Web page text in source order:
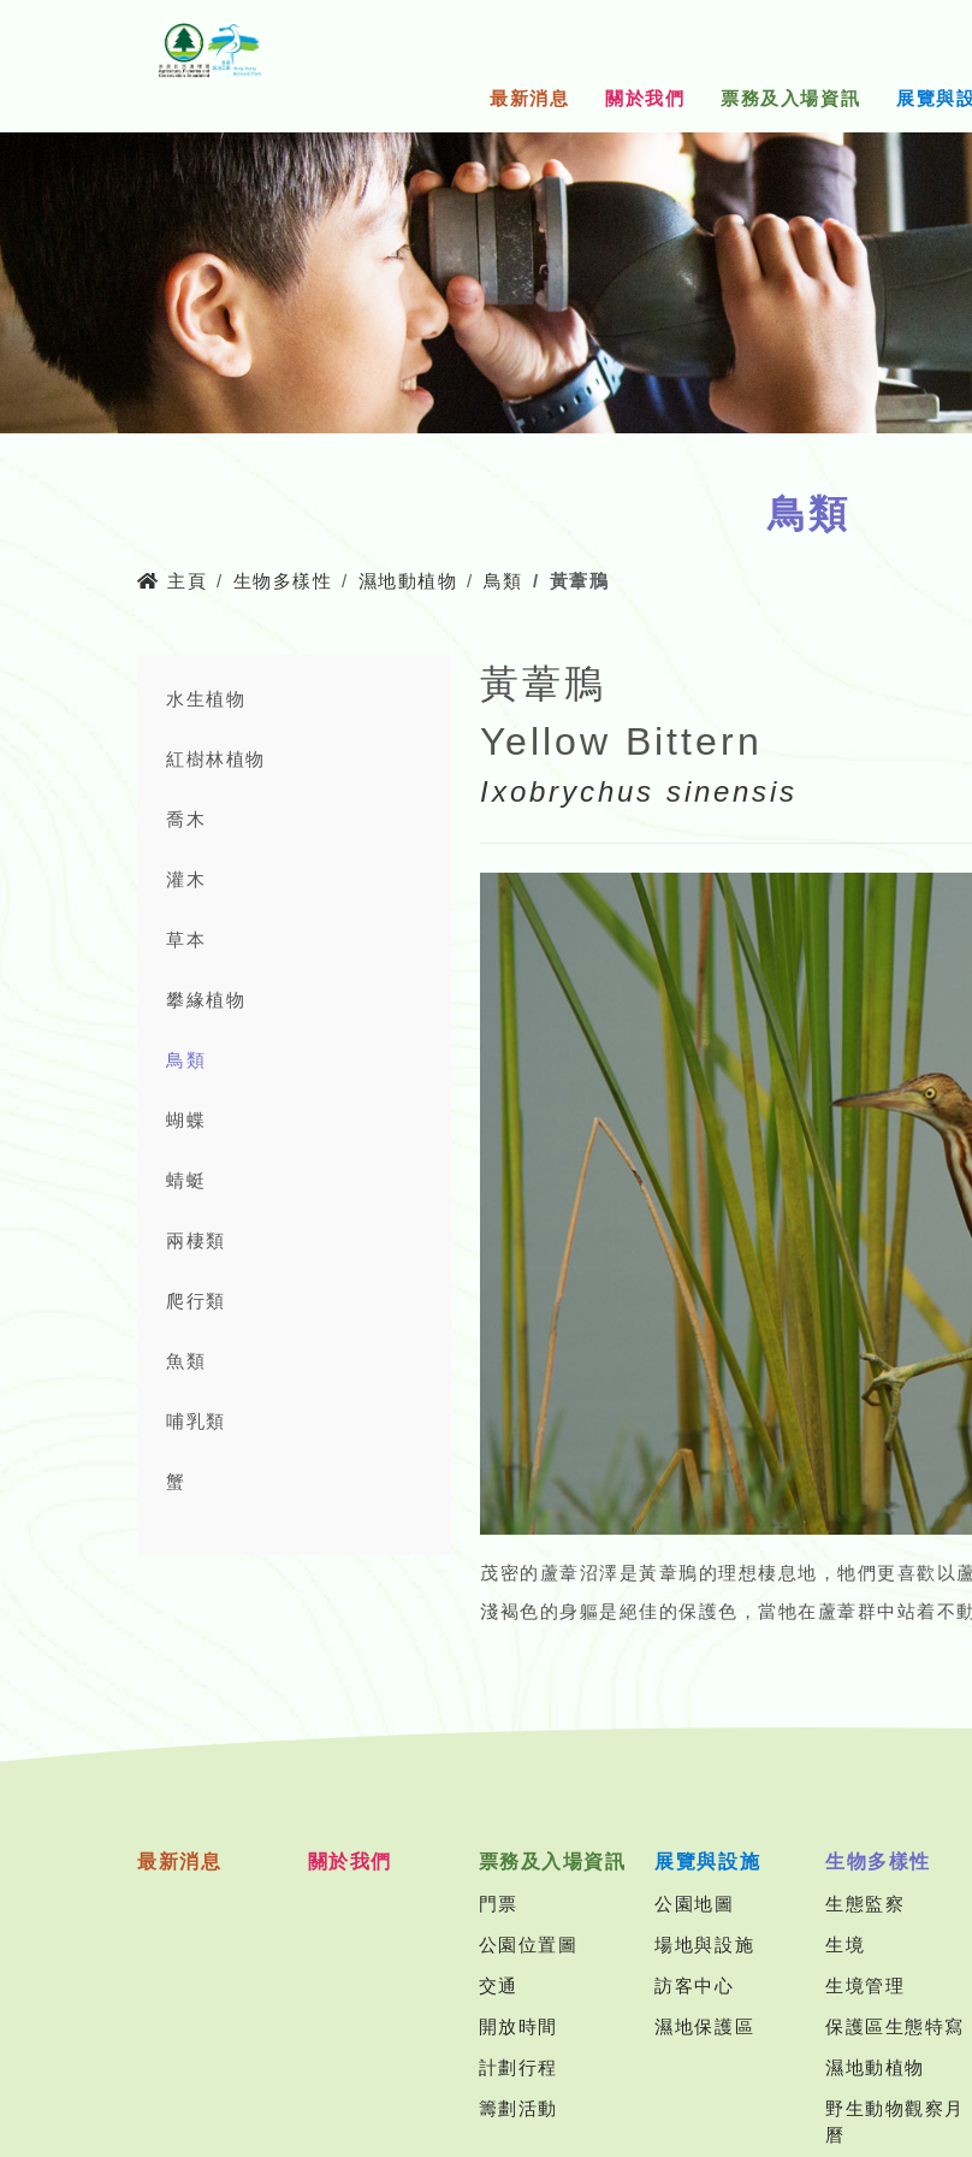
最新消息 關於我們 票務及入場資訊 展覽與
鳥類
主頁 生物多樣性 濕地動植物 鳥類 黃葦鳽
水生植物
紅樹林植物
喬木
灌木
草本
攀緣植物
鳥類
蝴蝶
蜻蜓
兩棲類
爬行類
魚類
哺乳類
蟹
黃葦鳽
Yellow Bittern
Ixobrychus sinensis
茂密的蘆葦沼澤是黃葦鳽的理想棲息地，牠們更喜歡以
淺褐色的身軀是絕佳的保護色，當牠在蘆葦群中站着不
最新消息 關於我們 票務及入場資訊
門票
公園位置圖
交通
開放時間
計劃行程
籌劃活動
展覽與設施
公園地圖
場地與設施
訪客中心
濕地保護區
生物多樣性
生態監察
生境
生境管理
保護區生態特寫
濕地動植物
野生動物觀察月
曆